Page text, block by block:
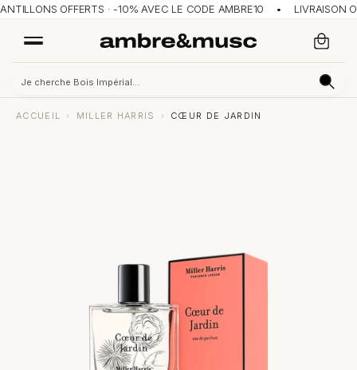
· -10% AVEC LE CODE AMBRE10 •
ACCUEIL › MILLER HARRIS › CŒUR DE JARDIN